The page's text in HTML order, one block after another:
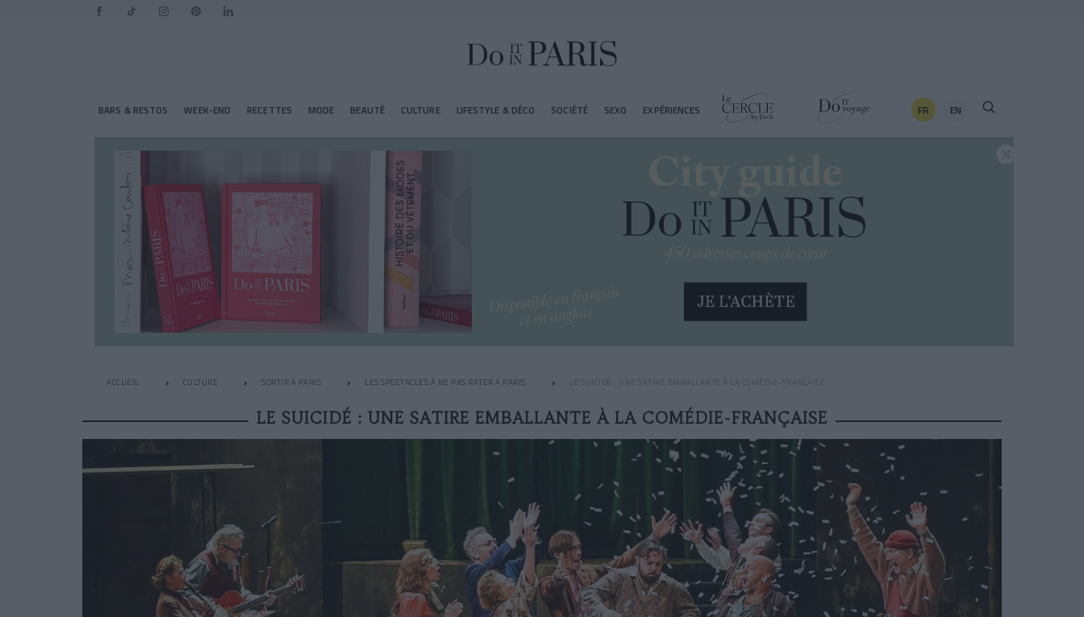
BARS & RESTOS WEEK-END RECETTES MODE BEAUTÉ CULTURE LIFESTYLE & DÉCO SOCIÉTÉ SEXO EXPÉRIENCES FR EN
ACCUEIL CULTURE SORTIR À PARIS LES SPECTACLES À NE PAS RATER À PARIS LE SUICIDÉ : UNE SATIRE EMBALLANTE À LA COMÉDIE-FRANÇAISE
LE SUICIDÉ : UNE SATIRE EMBALLANTE À LA COMÉDIE-FRANÇAISE